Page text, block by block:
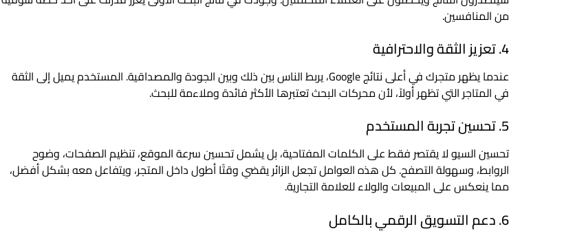
من المنافسين.
4. تعزيز الثقة والاحترافية
عندما يظهر متجرك في أعلى نتائج Google، يربط الناس بين ذلك وبين الجودة والمصداقية. المستخدم يميل إلى الثقة
في المتاجر التي تظهر أولاً، لأن محركات البحث تعتبرها الأكثر فائدة وملاءمة للبحث.
5. تحسين تجربة المستخدم
تحسين السيو لا يقتصر فقط على الكلمات المفتاحية، بل يشمل تحسين سرعة الموقع، تنظيم الصفحات، وضوح
الروابط، وسهولة التصفح. كل هذه العوامل تجعل الزائر يقضي وقتًا أطول داخل المتجر، ويتفاعل معه بشكل أفضل،
مما ينعكس على المبيعات والولاء للعلامة التجارية.
6. دعم التسويق الرقمي بالكامل